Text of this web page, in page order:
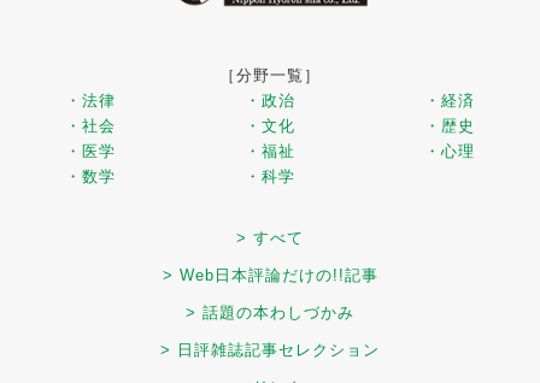
［分野一覧］
・法律
・政治
・経済
・社会
・文化
・歴史
・医学
・福祉
・心理
・数学
・科学
> すべて
> Web日本評論だけの!!記事
> 話題の本わしづかみ
> 日評雑誌記事セレクション